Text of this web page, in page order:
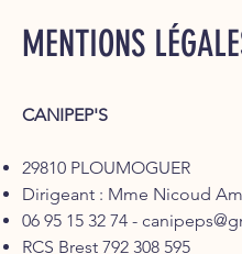
MENTIONS
CANIPEP'S
29810 PLOUMOGUER
Dirigeant : Mme Nicoud
06 95 15 32 74 -
RCS Brest 792 308 595